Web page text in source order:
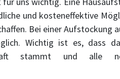
und kosteneffektive
Bei einer Aufstockung
Wichtig ist es, dass
stammt und alle